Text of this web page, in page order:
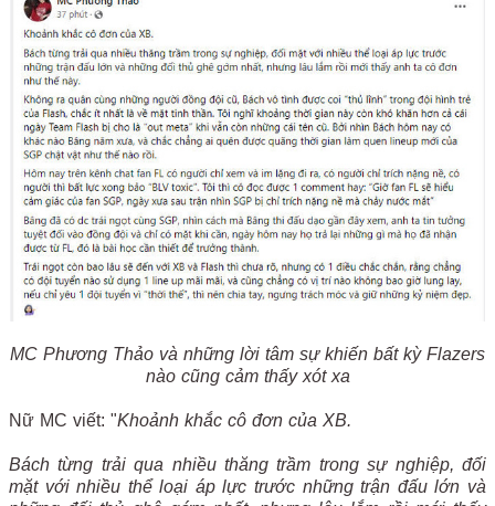
MC Phương Thảo và những lời tâm sự khiến bất kỳ Flazers
nào cũng cảm thấy xót xa
Nữ MC viết: "Khoảnh khắc cô đơn của XB.
Bách từng trải qua nhiều thăng trầm trong sự nghiệp, đối
mặt với nhiều thể loại áp lực trước những trận đấu lớn và